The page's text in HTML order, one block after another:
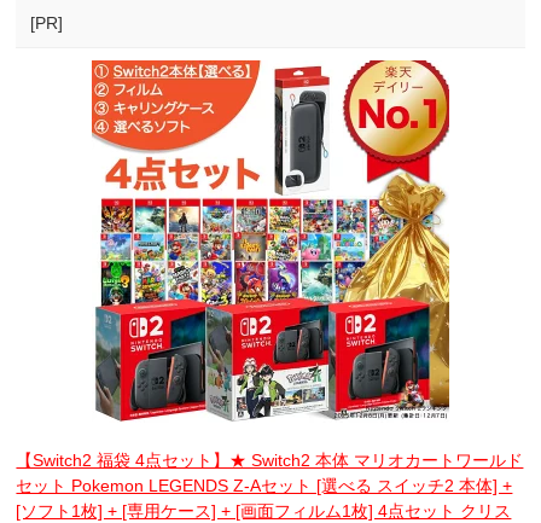
[PR]
【Switch2 福袋 4点セット】★ Switch2 本体 マリオカートワールド
セット Pokemon LEGENDS Z-Aセット [選べる スイッチ2 本体] +
[ソフト1枚] + [専用ケース] + [画面フィルム1枚] 4点セット クリス